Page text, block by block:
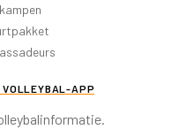
VOLLEYBAL-APP